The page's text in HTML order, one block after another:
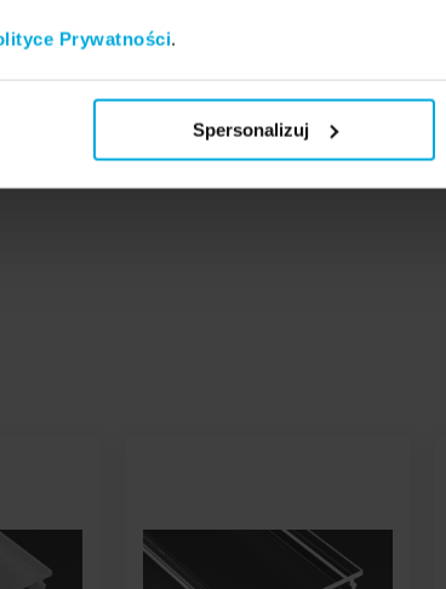
Prywatności.
Spersonalizuj
od czoła (góry) profilu.
1000 mm, 2020 mm, 3000 mm.